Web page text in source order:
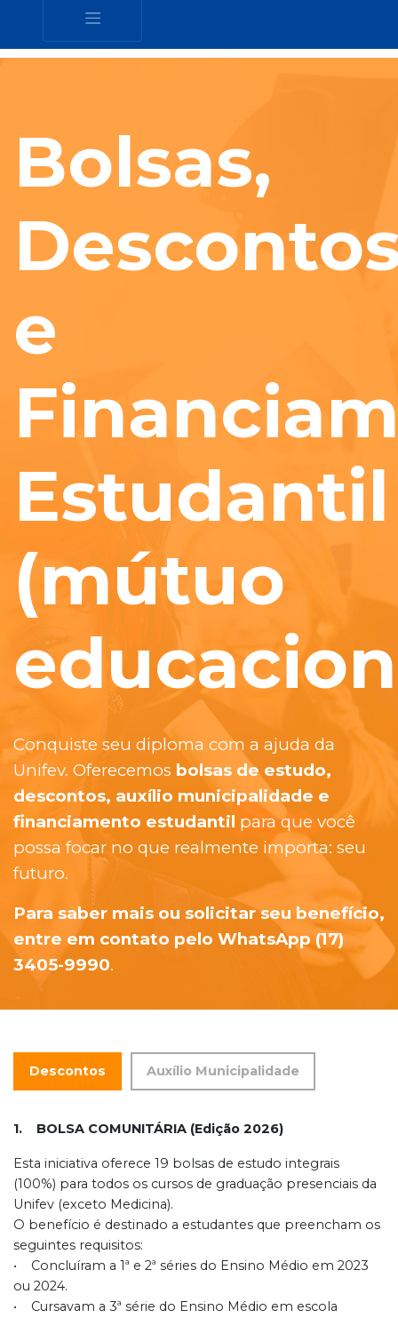
Bolsas,
e
Estudantil
(mútuo
Conquiste seu diploma com a ajuda da
Unifev. Oferecemos bolsas de estudo,
descontos, auxílio municipalidade e
financiamento estudantil para que você
possa focar no que realmente importa: seu
futuro.
Para saber mais ou solicitar seu benefício,
entre em contato pelo WhatsApp (17)
3405-9990.
Descontos Auxílio Municipalidade
1. BOLSA COMUNITÁRIA (Edição 2026)
Esta iniciativa oferece 19 bolsas de estudo integrais
(100%) para todos os cursos de graduação presenciais da
Unifev (exceto Medicina).
O benefício é destinado a estudantes que preencham os
seguintes requisitos:
• Concluíram a 1ª e 2ª séries do Ensino Médio em 2023
ou 2024.
• Cursavam a 3ª série do Ensino Médio em escola